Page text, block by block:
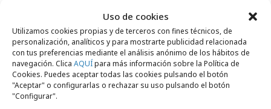
Uso de cookies
Utilizamos cookies propias y de terceros con fines técnicos, de
personalización, analíticos y para mostrarte publicidad relacionada
con tus preferencias mediante el análisis anónimo de los hábitos de
navegación. Clica AQUÍpara más información sobre la Política de
Cookies. Puedes aceptar todas las cookies pulsando el botón
"Aceptar" o configurarlas o rechazar su uso pulsando el botón
"Configurar".
Un gran dominó recuerda la caída del
muro
Campañas
miércoles, 28 de octubre 2009
Lancia Delta celebra el aniversario de la
caída del Muro de Berlín